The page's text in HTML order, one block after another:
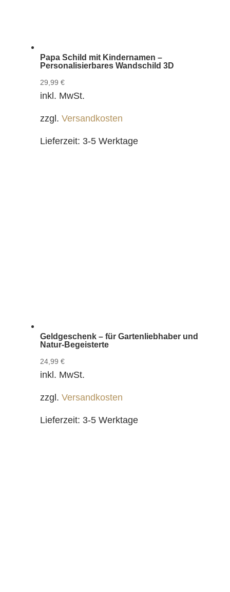
Papa Schild mit Kindernamen –
Personalisierbares Wandschild 3D
29,99 €
inkl. MwSt.
zzgl. Versandkosten
Lieferzeit: 3-5 Werktage
Geldgeschenk – für Gartenliebhaber und
Natur-Begeisterte
24,99 €
inkl. MwSt.
zzgl. Versandkosten
Lieferzeit: 3-5 Werktage